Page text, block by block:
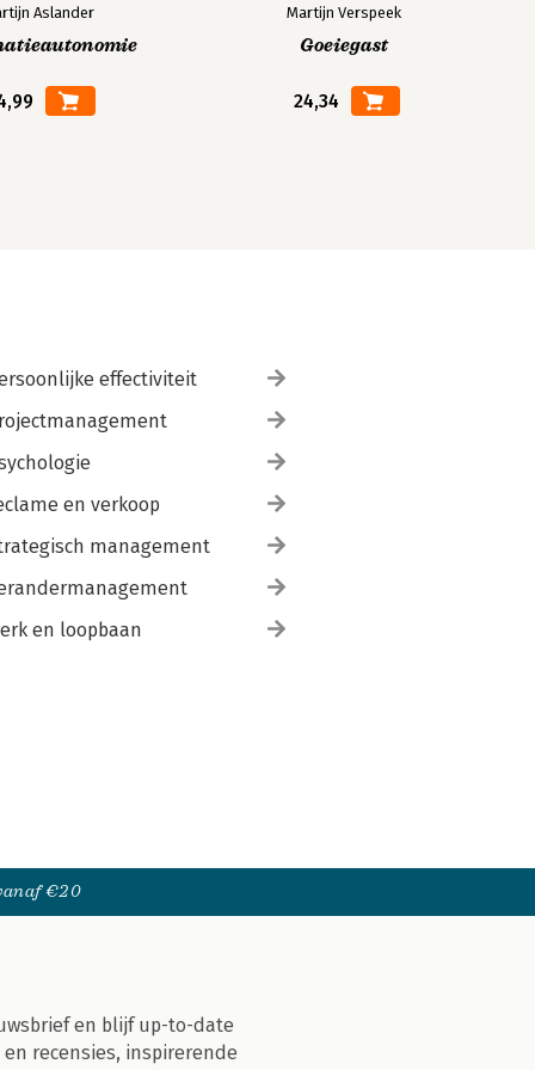
Aslander Martijn Verspeek
Goeiegast
24,34
effectiviteit
en verkoop
management
en loopbaan
€20
en blijf up-to-date
recensies, inspirerende